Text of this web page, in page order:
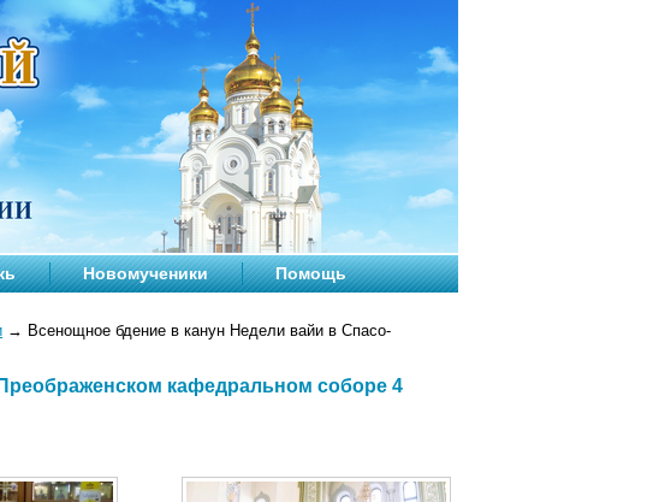
Новомученики Помощь
→ Всенощное бдение в канун Недели вайи в Спасо-
кафедральном соборе 4